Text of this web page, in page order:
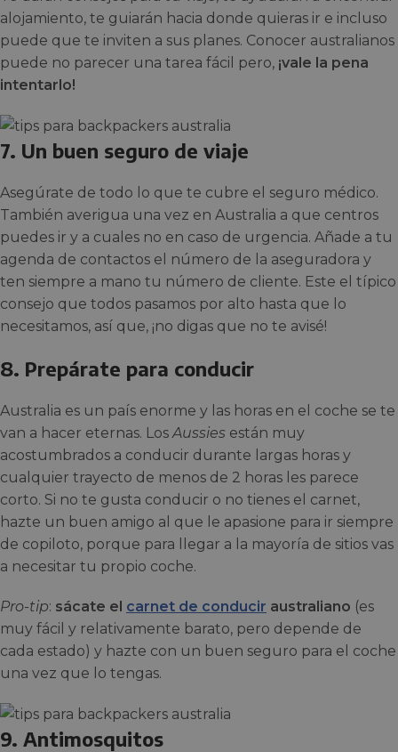
alojamiento, te guiarán hacia donde quieras ir e incluso
puede que te inviten a sus planes. Conocer australianos
puede no parecer una tarea fácil pero, ¡vale la pena
intentarlo!
7. Un buen seguro de viaje
Asegúrate de todo lo que te cubre el seguro médico.
También averigua una vez en Australia a que centros
puedes ir y a cuales no en caso de urgencia. Añade a tu
agenda de contactos el número de la aseguradora y
ten siempre a mano tu número de cliente. Este el típico
consejo que todos pasamos por alto hasta que lo
necesitamos, así que, ¡no digas que no te avisé!
8. Prepárate para conducir
Australia es un país enorme y las horas en el coche se te
van a hacer eternas. LosAussies están muy
acostumbrados a conducir durante largas horas y
cualquier trayecto de menos de 2 horas les parece
corto. Si no te gusta conducir o no tienes el carnet,
hazte un buen amigo al que le apasione para ir siempre
de copiloto, porque para llegar a la mayoría de sitios vas
a necesitar tu propio coche.
Pro-tip: sácate el carnet de conducir australiano (es
muy fácil y relativamente barato, pero depende de
cada estado) y hazte con un buen seguro para el coche
una vez que lo tengas.
9. Antimosquitos